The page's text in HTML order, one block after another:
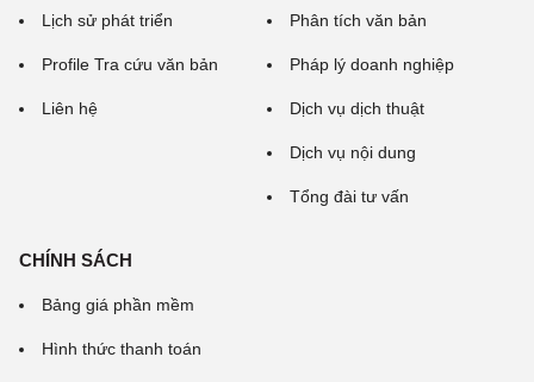
Lịch sử phát triển
Profile Tra cứu văn bản
Liên hệ
Phân tích văn bản
Pháp lý doanh nghiệp
Dịch vụ dịch thuật
Dịch vụ nội dung
Tổng đài tư vấn
CHÍNH SÁCH
Bảng giá phần mềm
Hình thức thanh toán